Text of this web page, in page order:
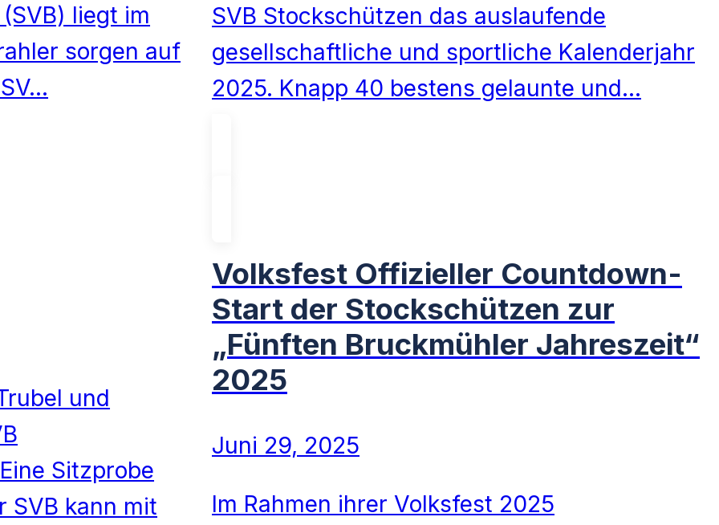
liegt im
sorgen auf
SVB Stockschützen das auslaufende
gesellschaftliche und sportliche Kalenderjahr
2025. Knapp 40 bestens gelaunte und…
und
Sitzprobe
SVB kann mit
Volksfest Offizieller Countdown-
Start der Stockschützen zur
„Fünften Bruckmühler Jahreszeit“
2025
Juni 29, 2025
Im Rahmen ihrer Volksfest 2025